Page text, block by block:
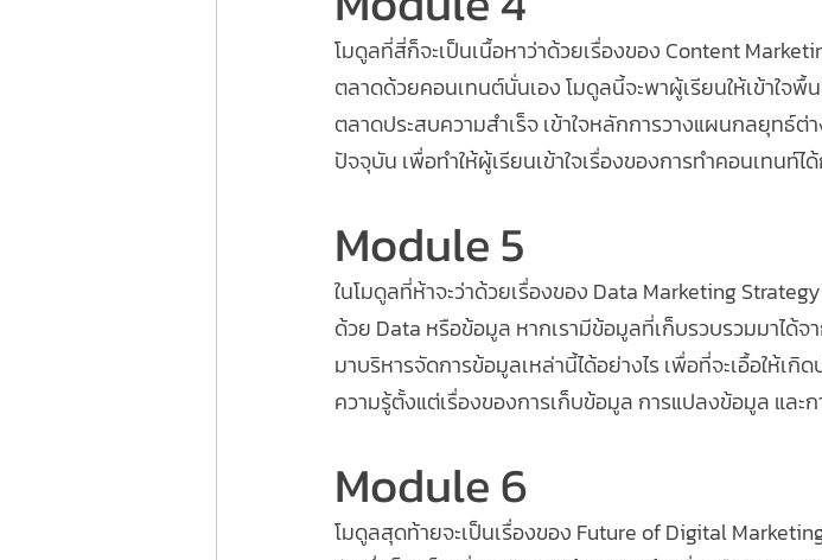
โมดูลที่สี่ก็จะเป็นเนื้อหาว่าด้วยเรื่องของ Content
ตลาดด้วยคอนเทนต์นั่นเอง โมดูลนี้จะพาผู้เรียนให้เข้าใจพื้
ตลาดประสบความสำเร็จ เข้าใจหลักการวางแผนกลยุทธ์
ปัจจุบัน เพื่อทำให้ผู้เรียนเข้าใจเรื่องของการทำคอนเทนท์ไ
Module 5
ในโมดูลที่ห้าจะว่าด้วยเรื่องของ Data Marketing
ด้วย Data หรือข้อมูล หากเรามีข้อมูลที่เก็บรวบรวมมาได้จ
มาบริหารจัดการข้อมูลเหล่านี้ได้อย่างไร เพื่อที่จะเอื้อให้เ
ความรู้ตั้งแต่เรื่องของการเก็บข้อมูล การแปลงข้อมูล และ
Module 6
โมดูลสุดท้ายจะเป็นเรื่องของ Future of Digital